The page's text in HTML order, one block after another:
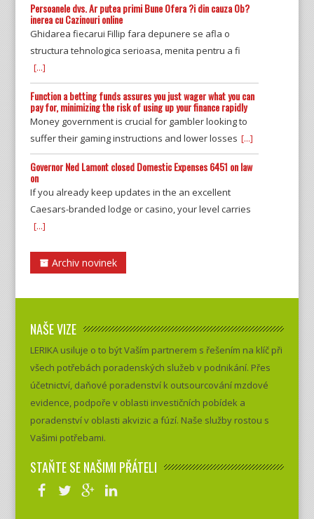
Persoanele dvs. Ar putea primi Bune Ofera ?i din cauza Ob?
inerea cu Cazinouri online
Ghidarea fiecarui Fillip fara depunere se afla o
structura tehnologica serioasa, menita pentru a fi
[...]
Function a betting funds assures you just wager what you can
pay for, minimizing the risk of using up your finance rapidly
Money government is crucial for gambler looking to
suffer their gaming instructions and lower losses [...]
Governor Ned Lamont closed Domestic Expenses 6451 on law
on
If you already keep updates in the an excellent
Caesars-branded lodge or casino, your level carries
[...]
Archiv novinek
NAŠE VIZE
LERIKA usiluje o to být Vaším partnerem s řešením na klíč při
všech potřebách poradenských služeb v podnikání. Přes
účetnictví, daňové poradenství k outsourcování mzdové
evidence, podpoře v oblasti investičních pobídek a
poradenství v oblasti akvizic a fúzí. Naše služby rostou s
Vašimi potřebami.
STAŇTE SE NAŠIMI PŘÁTELI